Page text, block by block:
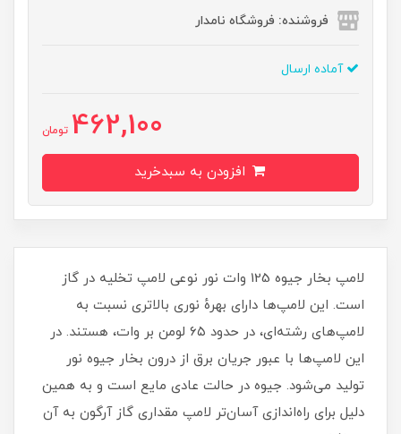
فروشنده: فروشگاه نامدار
آماده ارسال
462,100 تومان
لامپ بخار جیوه 125 وات نور نوعی لامپ تخلیه در گاز
است. این لامپ‌ها دارای بهرهٔ نوری بالاتری نسبت به
لامپ‌های رشته‌ای، در حدود ۶۵ لومن بر وات، هستند. در
این لامپ‌ها با عبور جریان برق از درون بخار جیوه نور
تولید می‌شود. جیوه در حالت عادی مایع است و به همین
دلیل برای راه‌اندازی آسان‌تر لامپ مقداری گاز آرگون به آن